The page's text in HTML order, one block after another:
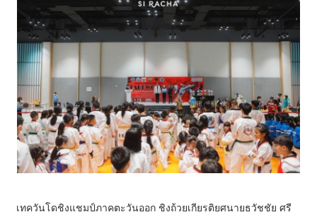
เทควันโดชิงแชมป์ภาคตะวันออก ชิงถ้วยเกียรติยศนายธวัชชัย ศรี